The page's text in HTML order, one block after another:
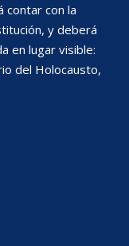
contar con la
y deberá
en lugar visible:
del Holocausto,